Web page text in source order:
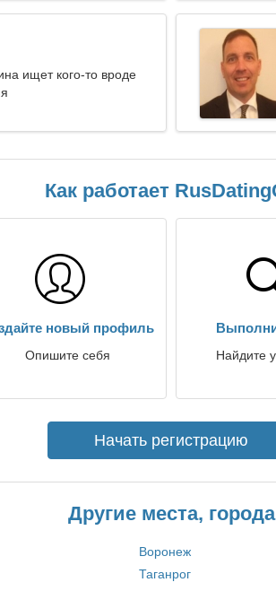
ищет кого-то вроде
Как работает
новый профиль
Опишите себя Найдите
Начать регистрацию
Другие места, города
Воронеж
Таганрог